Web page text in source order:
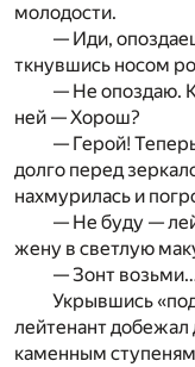
молодости.
— Иди,
ткнувшись носом
— Не опоздаю.
ней — Хорош?
— Герой!
долго перед
нахмурилась и
— Не буду —
жену в светлую
— Зонт
Укрывшись
лейтенант добежал
каменным